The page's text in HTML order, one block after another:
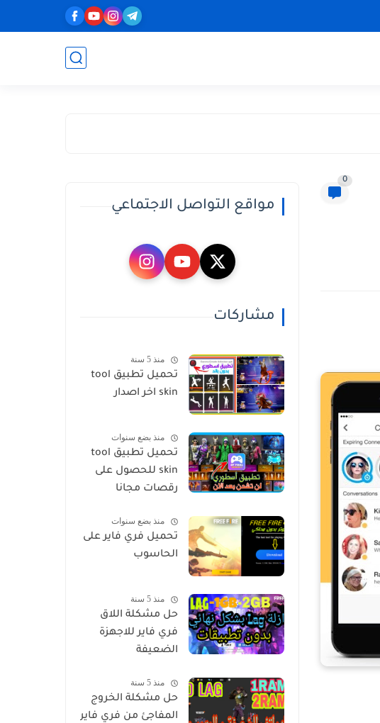
0
مواقع التواصل الاجتماعي
مشاركات
منذ 5 سنة
تحميل تطبيق tool
skin اخر اصدار
منذ بضع سنوات
تحميل تطبيق tool
skin للحصول على
رقصات مجانا
منذ بضع سنوات
تحميل فري فاير على
الحاسوب
منذ 5 سنة
حل مشكلة اللاق
فري فاير للاجهزة
الضعيفة
منذ 5 سنة
حل مشكلة الخروج
المفاجئ من فري فاير